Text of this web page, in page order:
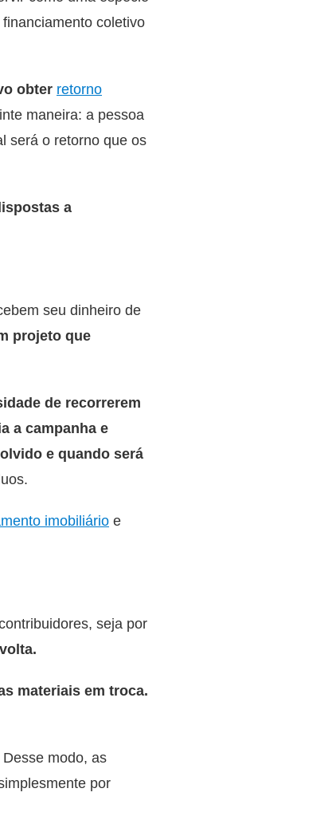
coletivo
obter retorno
maneira: a pessoa
será o retorno que os
a
seu dinheiro de
projeto que
de recorrerem
a campanha e
e quando será
imobiliárioe
seja por
materiais em troca.
Desse modo, as
por